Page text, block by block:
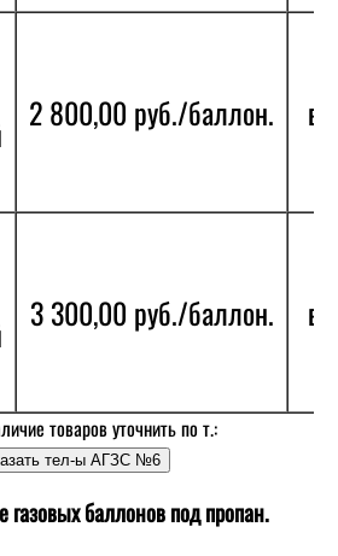
2 800,00 руб./баллон. в
3 300,00 руб./баллон. в
товаров уточнить по т.:
газовых баллонов под пропан.